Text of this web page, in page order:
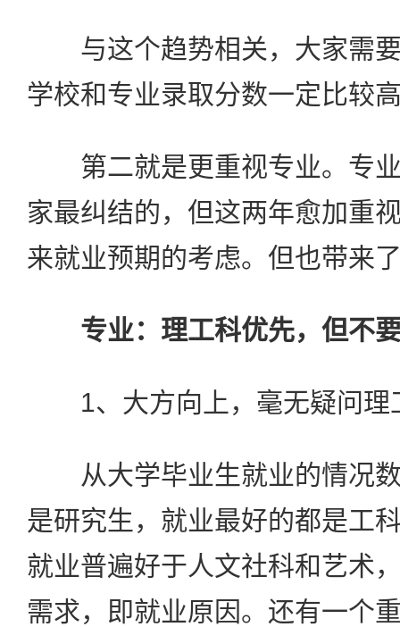
与这个趋势相关，大家需要
学校和专业录取分数一定比较
第二就是更重视专业。专业
家最纠结的，但这两年愈加重
来就业预期的考虑。但也带来
专业：理工科优先，但不
1、大方向上，毫无疑问理
从大学毕业生就业的情况数
是研究生，就业最好的都是工
就业普遍好于人文社科和艺术
需求，即就业原因。还有一个